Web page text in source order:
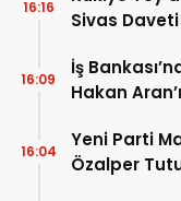
Sivas
16:16
İş
Hakan
16:09
Yeni Parti
Özalper
16:04